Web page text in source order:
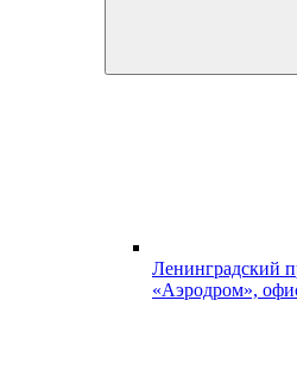
Ленинградский
«Аэродром»,